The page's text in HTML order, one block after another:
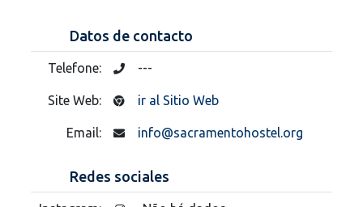
Datos de contacto
Telefone: ---
Site Web: ir al Sitio Web
Email: info@sacramentohostel.org
Redes sociales